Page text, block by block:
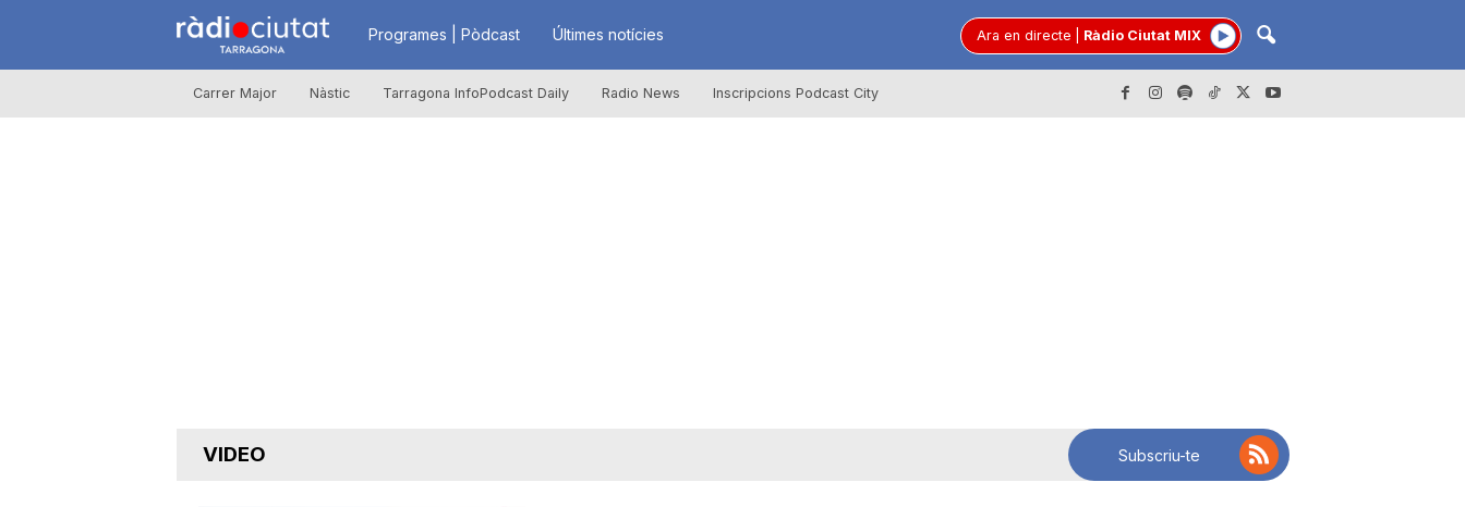
R
à
Programes | Pòdcast Últimes notícies Ara en directe Ràdio Ciutat MIX
Carrer Major Nàstic Tarragona InfoPodcast Daily Radio News Inscripcions Podcast City
VIDEO Subscriu-te